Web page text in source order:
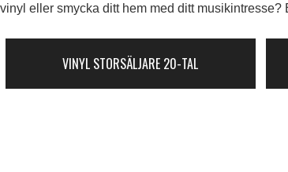
vinyl eller smycka ditt hem med ditt
VINYL STORSÄLJARE 20-TAL